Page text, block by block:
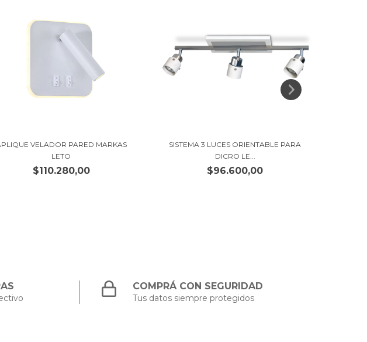
VELADOR PARED MARKAS
LETO
$110.280,00
SISTEMA 3 LUCES ORIENTABLE PARA
DICRO LE...
$96.600,00
COMPRÁ CON SEGURIDAD
Tus datos siempre protegidos